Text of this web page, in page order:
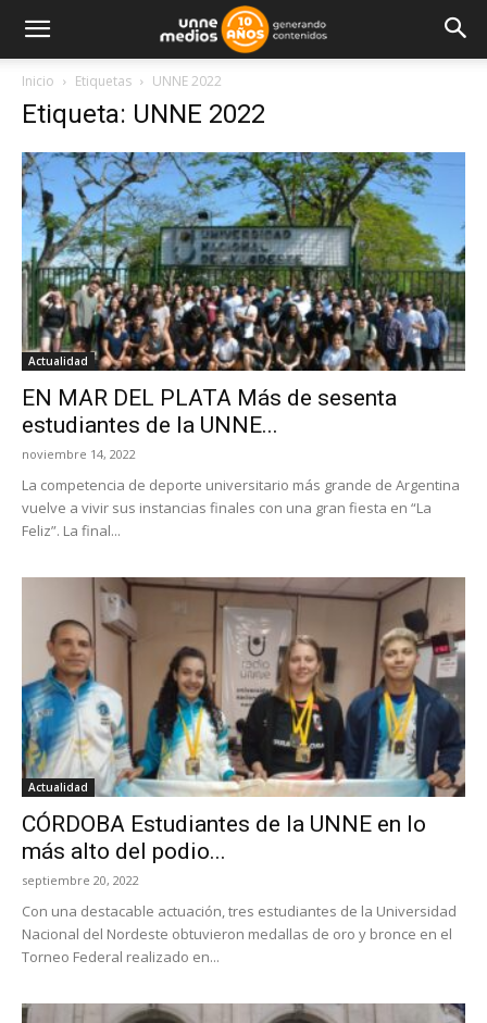
Inicio Etiquetas UNNE 2022
Etiqueta: UNNE 2022
Actualidad
EN MAR DEL PLATA Más de sesenta
estudiantes de la UNNE...
noviembre 14, 2022
La competencia de deporte universitario más grande de Argentina
vuelve a vivir sus instancias finales con una gran fiesta en “La
Feliz”. La final...
Actualidad
CÓRDOBA Estudiantes de la UNNE en lo
más alto del podio...
septiembre 20, 2022
Con una destacable actuación, tres estudiantes de la Universidad
Nacional del Nordeste obtuvieron medallas de oro y bronce en el
Torneo Federal realizado en...